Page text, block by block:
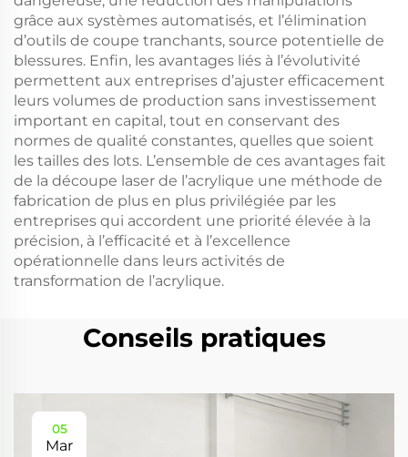
grâce aux systèmes automatisés, et l’élimination
d’outils de coupe tranchants, source potentielle de
blessures. Enfin, les avantages liés à l’évolutivité
permettent aux entreprises d’ajuster efficacement
leurs volumes de production sans investissement
important en capital, tout en conservant des
normes de qualité constantes, quelles que soient
les tailles des lots. L’ensemble de ces avantages fait
de la découpe laser de l’acrylique une méthode de
fabrication de plus en plus privilégiée par les
entreprises qui accordent une priorité élevée à la
précision, à l’efficacité et à l’excellence
opérationnelle dans leurs activités de
transformation de l’acrylique.
Conseils pratiques
05
Mar